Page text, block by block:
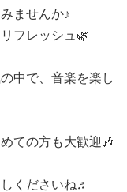
ませんか♪
フレッシュ🌿
中で、音楽を楽し
ての方も大歓迎🎶
くださいね♬